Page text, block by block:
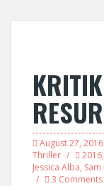
August 27, 2016
Thriller
2016,
Jessica Alba,
3 Comments